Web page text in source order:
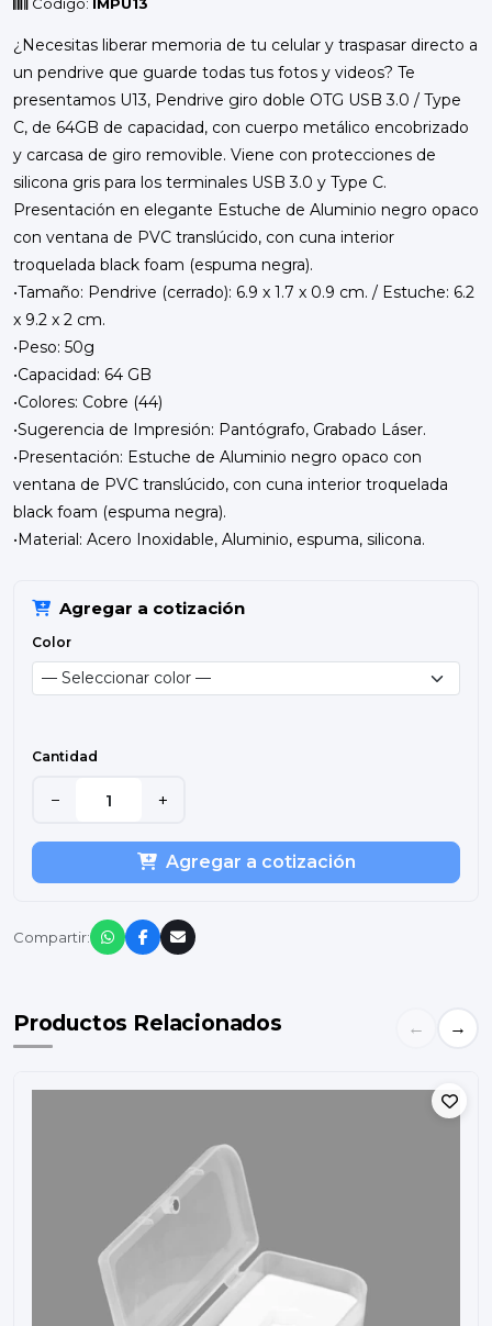
¿Necesitas liberar memoria de tu celular y traspasar directo a
un pendrive que guarde todas tus fotos y videos? Te
presentamos U13, Pendrive giro doble OTG USB 3.0 / Type
C, de 64GB de capacidad, con cuerpo metálico encobrizado
y carcasa de giro removible. Viene con protecciones de
silicona gris para los terminales USB 3.0 y Type C.
Presentación en elegante Estuche de Aluminio negro opaco
con ventana de PVC translúcido, con cuna interior
troquelada black foam (espuma negra).
•Tamaño: Pendrive (cerrado): 6.9 x 1.7 x 0.9 cm. / Estuche: 6.2
x 9.2 x 2 cm.
•Peso: 50g
•Capacidad: 64 GB
•Colores: Cobre (44)
•Sugerencia de Impresión: Pantógrafo, Grabado Láser.
•Presentación: Estuche de Aluminio negro opaco con
ventana de PVC translúcido, con cuna interior troquelada
black foam (espuma negra).
•Material: Acero Inoxidable, Aluminio, espuma, silicona.
Agregar a cotización
Color
Cantidad
− +
Agregar a cotización
Compartir:
Productos Relacionados ← →